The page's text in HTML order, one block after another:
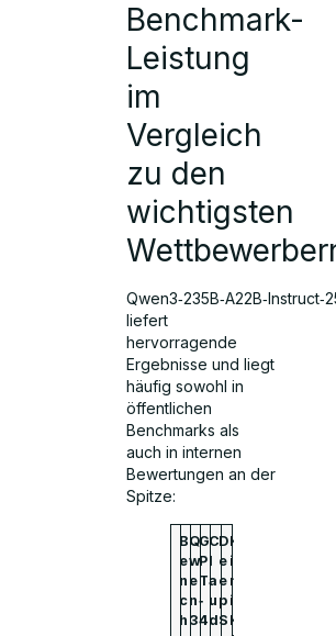
Benchmark-
Leistung
im
Vergleich
zu den
wichtigsten
liefert
hervorragende
Ergebnisse und liegt
häufig sowohl in
öffentlichen
Benchmarks als
auch in internen
Bewertungen an der
Spitze:
B
e
n
c
h
Q
w
e
n
3
G
P
T
‑
4
C
l
a
u
d
D
e
e
p
S
K
i
m
i
K